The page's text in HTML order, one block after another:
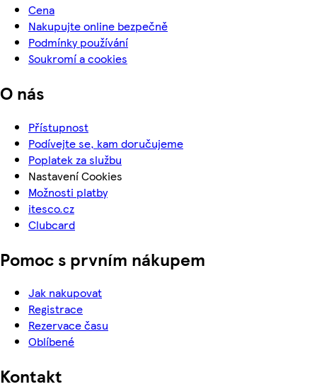
Cena
Nakupujte online bezpečně
Podmínky používání
Soukromí a cookies
O nás
Přístupnost
Podívejte se, kam doručujeme
Poplatek za službu
Nastavení Cookies
Možnosti platby
itesco.cz
Clubcard
Pomoc s prvním nákupem
Jak nakupovat
Registrace
Rezervace času
Oblíbené
Kontakt